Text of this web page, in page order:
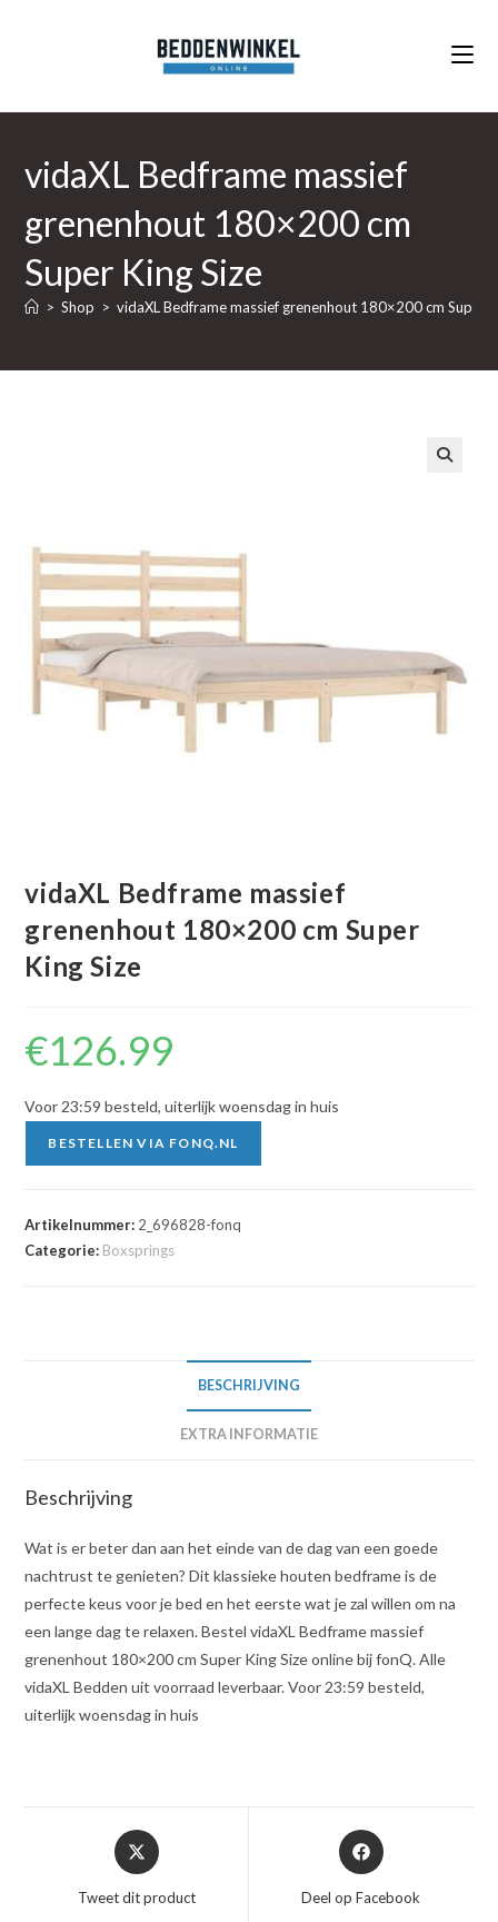
vidaXL Bedframe massief
grenenhout 180×200 cm
Super King Size
> Shop > vidaXL Bedframe massief grenenhout 180×200 cm Super
vidaXL Bedframe massief
grenenhout 180×200 cm Super
King Size
€126.99
Voor 23:59 besteld, uiterlijk woensdag in huis
BESTELLEN VIA FONQ.NL
Artikelnummer: 2_696828-fonq
Categorie: Boxsprings
BESCHRIJVING
EXTRA INFORMATIE
Beschrijving
Wat is er beter dan aan het einde van de dag van een goede
nachtrust te genieten? Dit klassieke houten bedframe is de
perfecte keus voor je bed en het eerste wat je zal willen om na
een lange dag te relaxen. Bestel vidaXL Bedframe massief
grenenhout 180×200 cm Super King Size online bij fonQ. Alle
vidaXL Bedden uit voorraad leverbaar. Voor 23:59 besteld,
uiterlijk woensdag in huis
Opent
in
nieuw
Tweet dit product
Opent
in
nieuw
Deel op Facebook